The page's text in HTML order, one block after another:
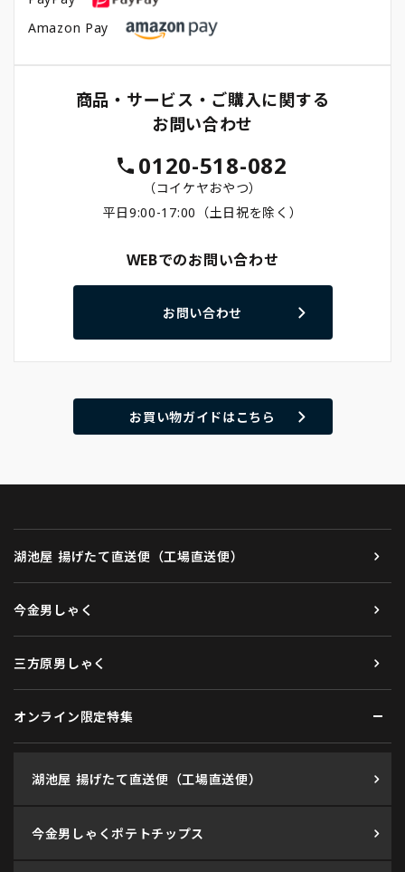
Amazon Pay
商品・サービス・ご購入に関する
お問い合わせ
0120-518-082
（コイケヤおやつ）
平日9:00-17:00（土日祝を除く）
WEBでのお問い合わせ
お問い合わせ
お買い物ガイドはこちら
湖池屋 揚げたて直送便（工場直送便）
今金男しゃく
三方原男しゃく
オンライン限定特集
湖池屋 揚げたて直送便（工場直送便）
今金男しゃくポテトチップス